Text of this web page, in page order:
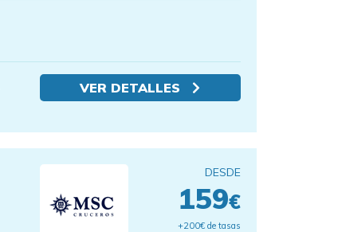
VER DETALLES
DESDE
159€
+200€ de tasas